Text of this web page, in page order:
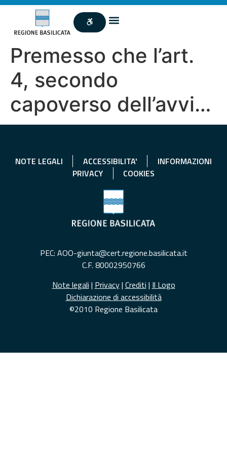
Premesso che l’art.
4, secondo
capoverso dell’avvi…
NOTE LEGALI ACCESSIBILITA'
INFORMAZIONI
PRIVACY
COOKIES
PEC: AOO-giunta@cert.regione.basilicata.it
C.F. 80002950766
Note legali | Privacy| Crediti | Il Logo
Dichiarazione di accessibilità
©2010 Regione Basilicata